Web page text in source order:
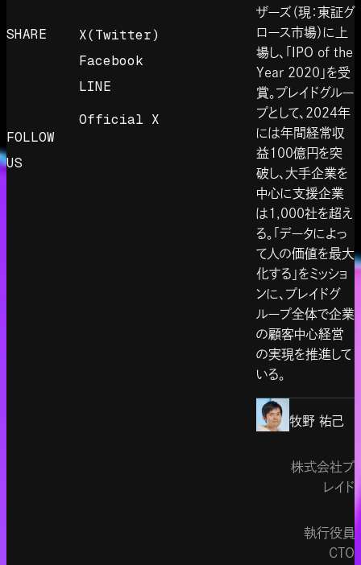
SHARE
X(Twitter)
Facebook
LINE
FOLLOW
US
Official X
ザーズ（現：東証グ
ロース市場）に上
場し、「IPO of the
Year 2020」を受
賞。プレイドグルー
プとして、2024年
には年間経常収
益100億円を突
破し、大手企業を
中心に支援企業
は1,000社を超え
る。「データによっ
て人の価値を最大
化する」をミッショ
ンに、プレイドグ
ループ全体で企業
の顧客中心経営
の実現を推進して
いる。
牧野 祐己
株式会社プ
レイド
執行役員
CTO